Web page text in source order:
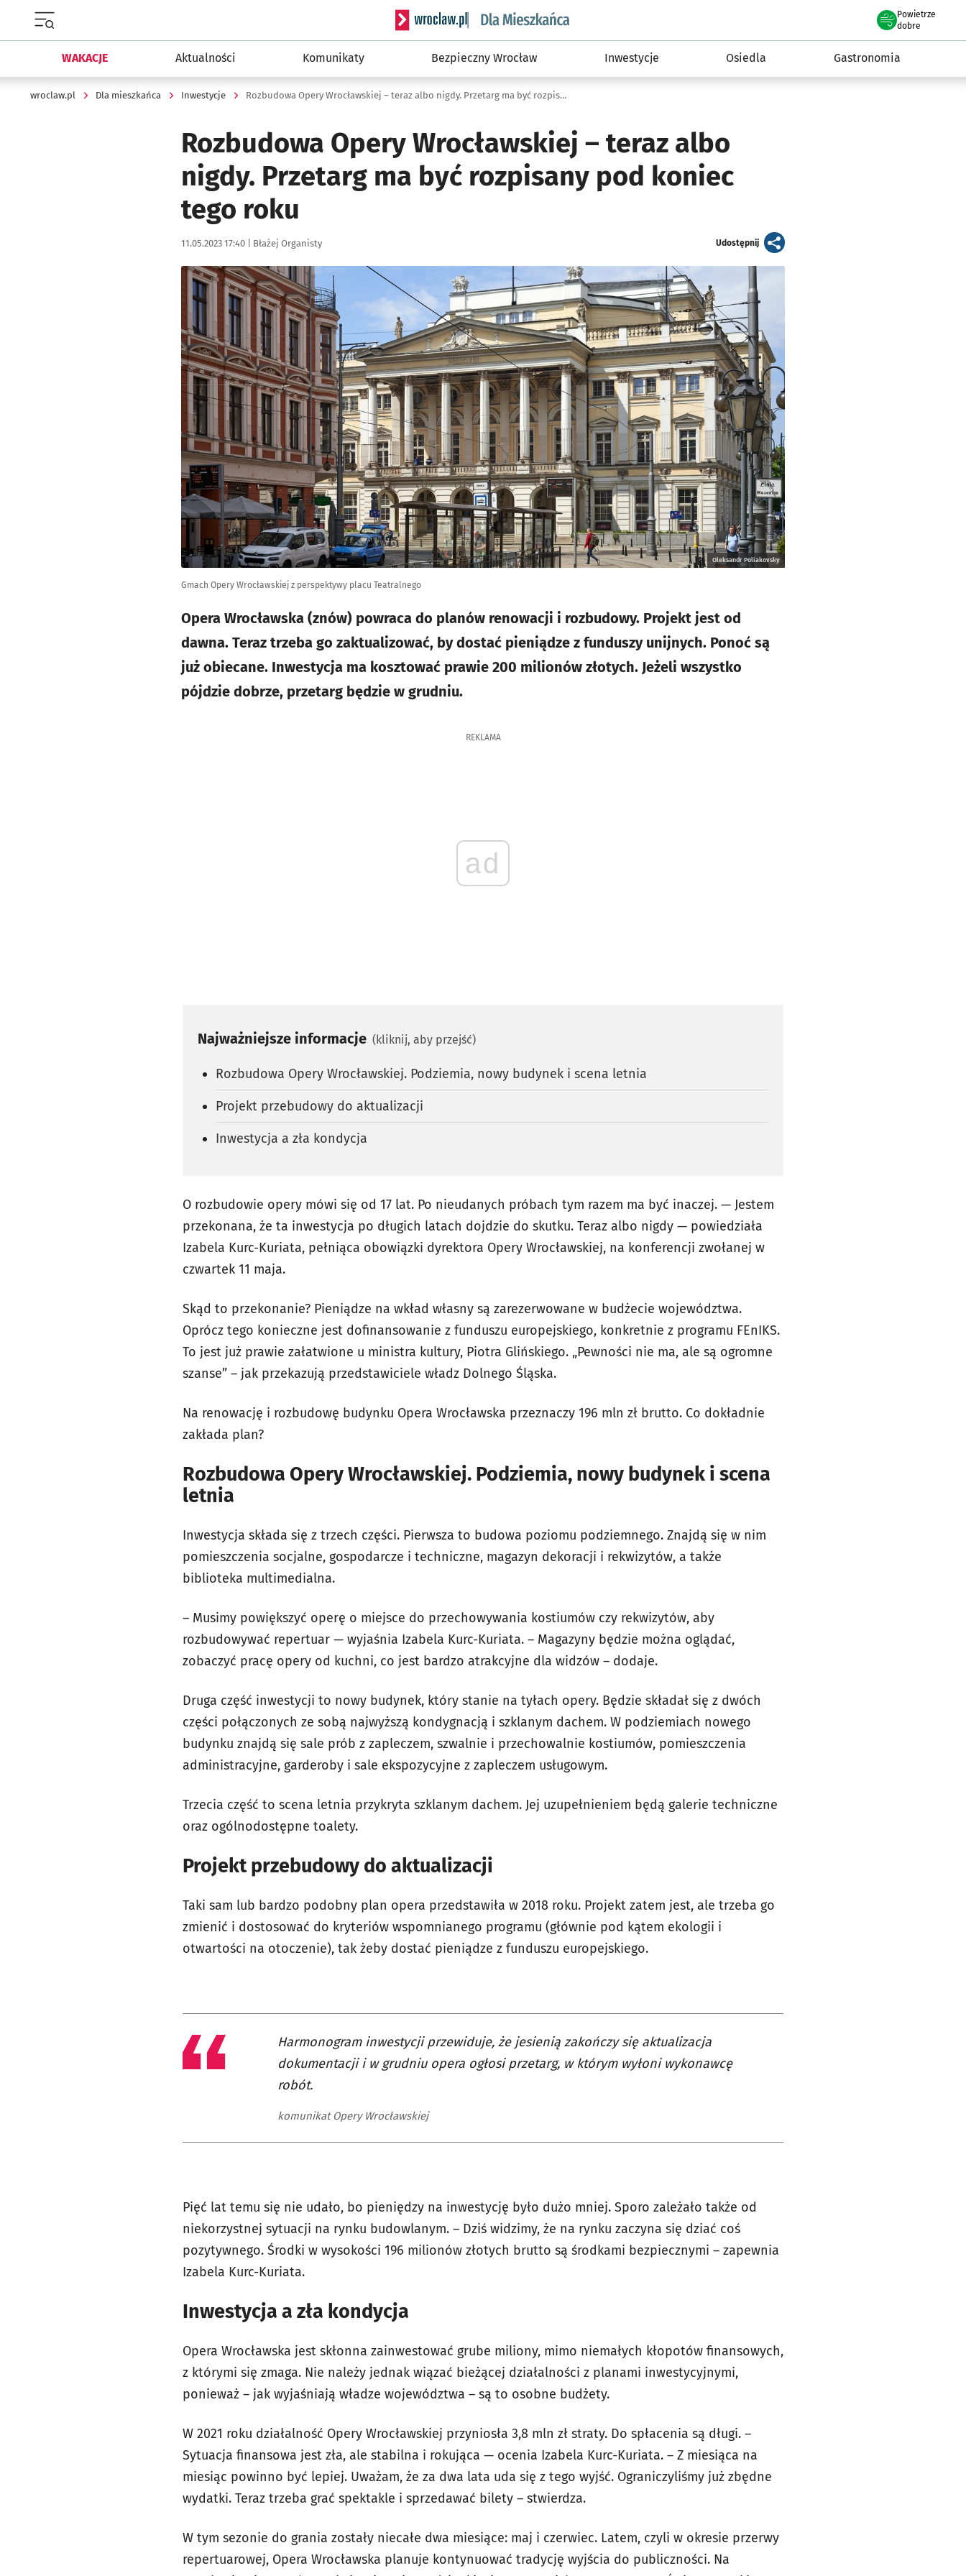
Serwis informacyjny wroclaw.pl podserwis: Dla mieszkańca
Powietrze
we Wrocławiu
dobre
WAKACJE Aktualności Komunikaty Bezpieczny Wrocław Inwestycje Osiedla Gastronomia
wroclaw.pl Dla mieszkańca Inwestycje Rozbudowa Opery Wrocławskiej – teraz albo nigdy. Przetarg ma być rozpisany pod koniec tego roku
Rozbudowa Opery Wrocławskiej – teraz albo
nigdy. Przetarg ma być rozpisany pod koniec
tego roku
Data publikacji:
11.05.2023 17:40 | Autor:
Błażej Organisty Udostępnijartykuł
Kliknij, aby powiększyć
Oleksandr Poliakovsky
Gmach Opery Wrocławskiej z perspektywy placu Teatralnego
Opera Wrocławska (znów) powraca do planów renowacji i rozbudowy. Projekt jest od
dawna. Teraz trzeba go zaktualizować, by dostać pieniądze z funduszy unijnych. Ponoć są
już obiecane. Inwestycja ma kosztować prawie 200 milionów złotych. Jeżeli wszystko
pójdzie dobrze, przetarg będzie w grudniu.
REKLAMA
ad
Najważniejsze informacje (kliknij, aby przejść)
Rozbudowa Opery Wrocławskiej. Podziemia, nowy budynek i scena letnia
Projekt przebudowy do aktualizacji
Inwestycja a zła kondycja
O rozbudowie opery mówi się od 17 lat. Po nieudanych próbach tym razem ma być inaczej. — Jestem
przekonana, że ta inwestycja po długich latach dojdzie do skutku. Teraz albo nigdy — powiedziała
Izabela Kurc-Kuriata, pełniąca obowiązki dyrektora Opery Wrocławskiej, na konferencji zwołanej w
czwartek 11 maja.
Skąd to przekonanie? Pieniądze na wkład własny są zarezerwowane w budżecie województwa.
Oprócz tego konieczne jest dofinansowanie z funduszu europejskiego, konkretnie z programu FEnIKS.
To jest już prawie załatwione u ministra kultury, Piotra Glińskiego. „Pewności nie ma, ale są ogromne
szanse” – jak przekazują przedstawiciele władz Dolnego Śląska.
Na renowację i rozbudowę budynku Opera Wrocławska przeznaczy 196 mln zł brutto. Co dokładnie
zakłada plan?
Rozbudowa Opery Wrocławskiej. Podziemia, nowy budynek i scena
letnia
Inwestycja składa się z trzech części. Pierwsza to budowa poziomu podziemnego. Znajdą się w nim
pomieszczenia socjalne, gospodarcze i techniczne, magazyn dekoracji i rekwizytów, a także
biblioteka multimedialna.
– Musimy powiększyć operę o miejsce do przechowywania kostiumów czy rekwizytów, aby
rozbudowywać repertuar — wyjaśnia Izabela Kurc-Kuriata. – Magazyny będzie można oglądać,
zobaczyć pracę opery od kuchni, co jest bardzo atrakcyjne dla widzów – dodaje.
Druga część inwestycji to nowy budynek, który stanie na tyłach opery. Będzie składał się z dwóch
części połączonych ze sobą najwyższą kondygnacją i szklanym dachem. W podziemiach nowego
budynku znajdą się sale prób z zapleczem, szwalnie i przechowalnie kostiumów, pomieszczenia
administracyjne, garderoby i sale ekspozycyjne z zapleczem usługowym.
Trzecia część to scena letnia przykryta szklanym dachem. Jej uzupełnieniem będą galerie techniczne
oraz ogólnodostępne toalety.
Projekt przebudowy do aktualizacji
Taki sam lub bardzo podobny plan opera przedstawiła w 2018 roku. Projekt zatem jest, ale trzeba go
zmienić i dostosować do kryteriów wspomnianego programu (głównie pod kątem ekologii i
otwartości na otoczenie), tak żeby dostać pieniądze z funduszu europejskiego.
Harmonogram inwestycji przewiduje, że jesienią zakończy się aktualizacja
dokumentacji i w grudniu opera ogłosi przetarg, w którym wyłoni wykonawcę
robót.
komunikat Opery Wrocławskiej
Pięć lat temu się nie udało, bo pieniędzy na inwestycję było dużo mniej. Sporo zależało także od
niekorzystnej sytuacji na rynku budowlanym. – Dziś widzimy, że na rynku zaczyna się dziać coś
pozytywnego. Środki w wysokości 196 milionów złotych brutto są środkami bezpiecznymi – zapewnia
Izabela Kurc-Kuriata.
Inwestycja a zła kondycja
Opera Wrocławska jest skłonna zainwestować grube miliony, mimo niemałych kłopotów finansowych,
z którymi się zmaga. Nie należy jednak wiązać bieżącej działalności z planami inwestycyjnymi,
ponieważ – jak wyjaśniają władze województwa – są to osobne budżety.
W 2021 roku działalność Opery Wrocławskiej przyniosła 3,8 mln zł straty. Do spłacenia są długi. –
Sytuacja finansowa jest zła, ale stabilna i rokująca — ocenia Izabela Kurc-Kuriata. – Z miesiąca na
miesiąc powinno być lepiej. Uważam, że za dwa lata uda się z tego wyjść. Ograniczyliśmy już zbędne
wydatki. Teraz trzeba grać spektakle i sprzedawać bilety – stwierdza.
W tym sezonie do grania zostały niecałe dwa miesiące: maj i czerwiec. Latem, czyli w okresie przerwy
repertuarowej, Opera Wrocławska planuje kontynuować tradycję wyjścia do publiczności. Na